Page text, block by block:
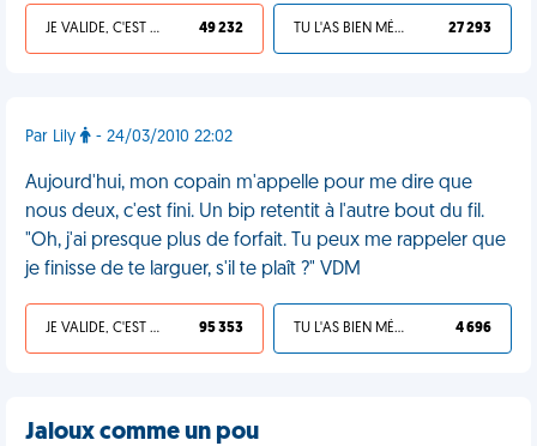
JE VALIDE, C'EST UNE VDM 49 232 TU L'AS BIEN MÉRITÉ 27 293
Par Lily - 24/03/2010 22:02
Aujourd'hui, mon copain m'appelle pour me dire que
nous deux, c'est fini. Un bip retentit à l'autre bout du fil.
"Oh, j'ai presque plus de forfait. Tu peux me rappeler que
je finisse de te larguer, s'il te plaît ?" VDM
JE VALIDE, C'EST UNE VDM 95 353 TU L'AS BIEN MÉRITÉ 4 696
Jaloux comme un pou